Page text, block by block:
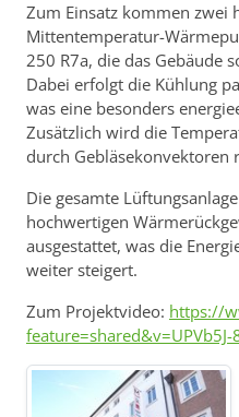
Zum Einsatz kommen zwei
Mittentemperatur-
250 R7a, die das Gebäude
Dabei erfolgt die Kühlung
was eine besonders
Zusätzlich wird die
durch Gebläsekonvektoren
Die gesamte
hochwertigen
ausgestattet, was die
weiter steigert.
Zum Projektvideo: https://
feature=shared&v=UPVb5J-